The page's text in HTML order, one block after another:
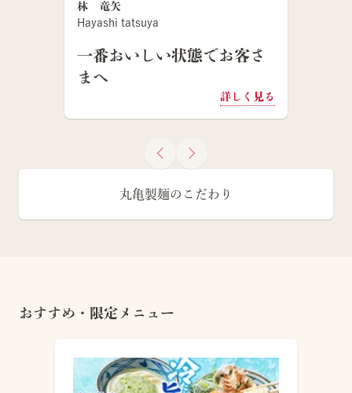
林 竜矢
Hayashi tatsuya
一番おいしい状態でお客さ
まへ
詳しく見る
丸亀製麺のこだわり
おすすめ・限定メニュー